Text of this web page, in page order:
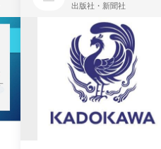
出版社・新聞社